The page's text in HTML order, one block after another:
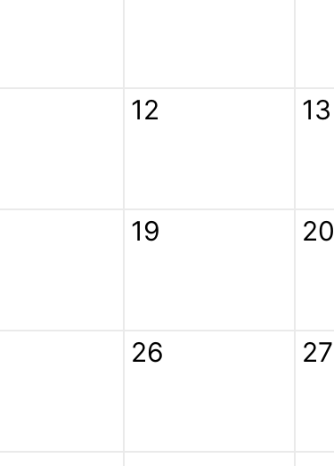
12 13
19 20
26 27